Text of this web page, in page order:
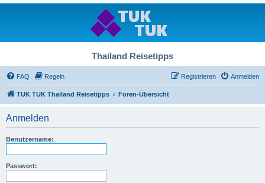
Thailand Reisetipps
FAQ Regeln Anmelden
Registrieren
TUK TUK Thailand Reisetipps Foren-Übersicht
Anmelden
Benutzername:
Passwort: